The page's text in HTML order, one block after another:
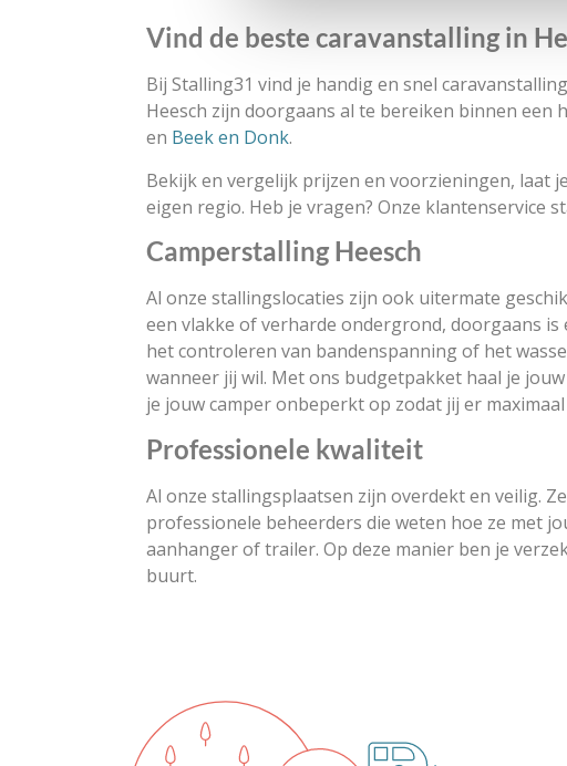
Vind de beste caravanstalling in
Bij Stalling31 vind je handig en snel
Heesch zijn doorgaans al te bereiken binnen
en Beek en Donk.
Bekijk en vergelijk prijzen en voorzieningen, laat
eigen regio. Heb je vragen? Onze klantenservice
Camperstalling Heesch
Al onze stallingslocaties zijn ook uitermate
een vlakke of verharde ondergrond, doorgaans
het controleren van bandenspanning of het
wanneer jij wil. Met ons budgetpakket haal je
je jouw camper onbeperkt op zodat jij er
Professionele kwaliteit
Al onze stallingsplaatsen zijn overdekt en veilig.
professionele beheerders die weten hoe ze met
aanhanger of trailer. Op deze manier ben je
buurt.